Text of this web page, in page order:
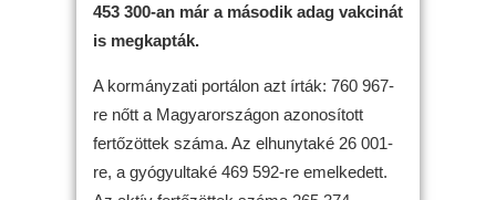
453 300-an már a második adag vakcinát
is megkapták.
A kormányzati portálon azt írták: 760 967-
re nőtt a Magyarországon azonosított
fertőzöttek száma. Az elhunytaké 26 001-
re, a gyógyultaké 469 592-re emelkedett.